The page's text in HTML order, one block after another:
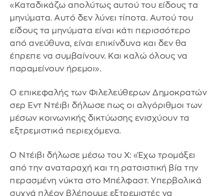
«Καταδικάζω απολύτως αυτού του είδους τα
μηνύματα. Αυτό δεν λύνει τίποτα. Αυτού του
είδους τα μηνύματα είναι κάτι περισσότερο
από ανεύθυνα, είναι επικίνδυνα και δεν θα
έπρεπε να συμβαίνουν. Και καλώ όλους να
παραμείνουν ήρεμοι».
Ο επικεφαλής των Φιλελεύθερων Δημοκρατών
σερ Εντ Ντέιβι δήλωσε πως οι αλγόριθμοι των
μέσων κοινωνικής δικτύωσης ενισχύουν τα
εξτρεμιστικά περιεχόμενα.
Ο Ντέιβι δήλωσε μέσω του X: «Έχω τρομάξει
από την αναταραχή και τη ρατσιστική βία την
περασμένη νύκτα στο Μπέλφαστ. Υπερβολικά
συχνά πλέον βλέπουμε εξτρεμιστές να